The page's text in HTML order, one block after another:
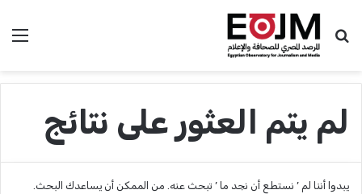
بحث عن
لم يتم العثور على نتائج
يبدوا أننا لم ’ نستطع أن نجد ما ’ تبحث عنه. من الممكن أن يساعدك البحث.